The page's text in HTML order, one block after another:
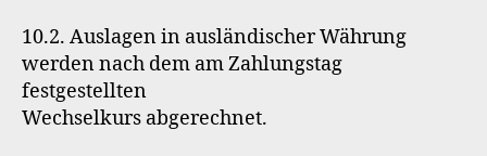
10.2. Auslagen in ausländischer Währung
werden nach dem am Zahlungstag
festgestellten
Wechselkurs abgerechnet.